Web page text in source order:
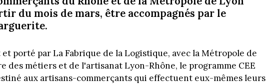
du mois de mars, être accompagnés par le
porté par La Fabrique de la Logistique, avec la Métropole de
des métiers et de l'artisanat Lyon-Rhône, le programme CEE
aux artisans-commerçants qui effectuent eux-mêmes leurs